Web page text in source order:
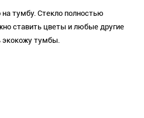
тумбу. Стекло полностью
ставить цветы и любые другие
экокожу тумбы.